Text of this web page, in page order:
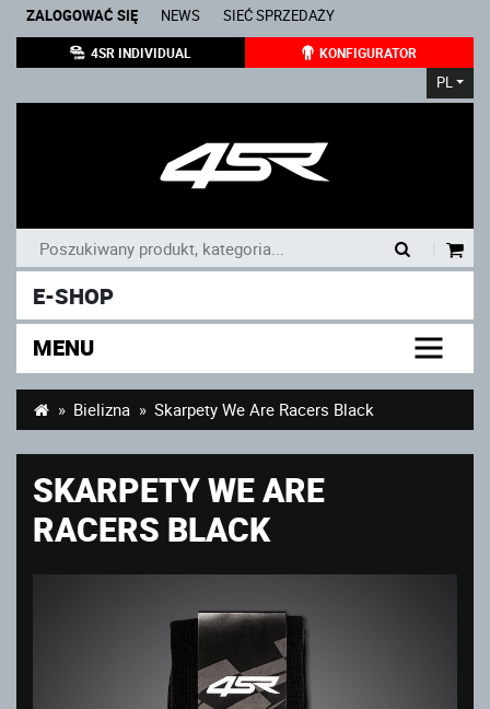
ZALOGOWAĆ SIĘ NEWS SIEĆ SPRZEDAŻY
4SR INDIVIDUAL KONFIGURATOR
PL
E-SHOP
MENU
Bielizna Skarpety We Are Racers Black
SKARPETY WE ARE
RACERS BLACK